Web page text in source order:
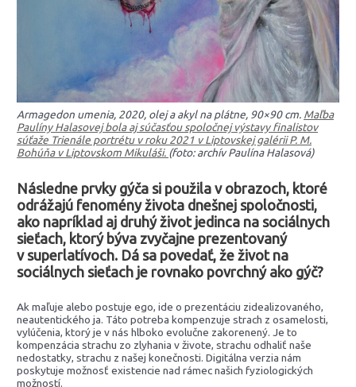
Armagedon umenia, 2020, olej a akyl na plátne, 90×90 cm. Maľba
Paulíny Halasovej bola aj súčasťou spoločnej výstavy finalistov
súťaže Trienále portrétu v roku 2021 v Liptovskej galérii P. M.
Bohúňa v Liptovskom Mikuláši. (foto: archív Paulína Halasová)
Následne prvky gýča si použila v obrazoch, ktoré
odrážajú fenomény života dnešnej spoločnosti,
ako napríklad aj druhý život jedinca na sociálnych
sieťach, ktorý býva zvyčajne prezentovaný
v superlatívoch. Dá sa povedať, že život na
sociálnych sieťach je rovnako povrchný ako gýč?
Ak maľuje alebo postuje ego, ide o prezentáciu zidealizovaného,
neautentického ja. Táto potreba kompenzuje strach z osamelosti,
vylúčenia, ktorý je v nás hlboko evolučne zakorenený. Je to
kompenzácia strachu zo zlyhania v živote, strachu odhaliť naše
nedostatky, strachu z našej konečnosti. Digitálna verzia nám
poskytuje možnosť existencie nad rámec našich fyziologických
možností.